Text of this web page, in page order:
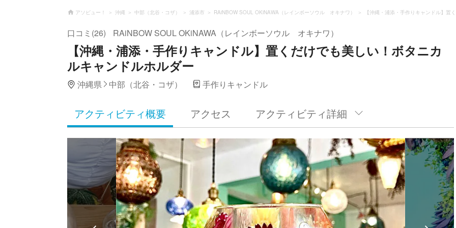
アソビュー！ 沖縄 中部（北谷・コザ） 浦添市 RAiNBOW SOUL OKiNAWA（レインボーソウル オキナワ） 【沖縄・浦添・手作りキャンドル】置
口コミ(26) RAiNBOW SOUL OKiNAWA（レインボーソウル オキナワ）
【沖縄・浦添・手作りキャンドル】置くだけでも美しい！ボタニカ
ルキャンドルホルダー
沖縄県 中部（北谷・コザ） 手作りキャンドル
アクティビティ概要 アクセス アクティビティ詳細